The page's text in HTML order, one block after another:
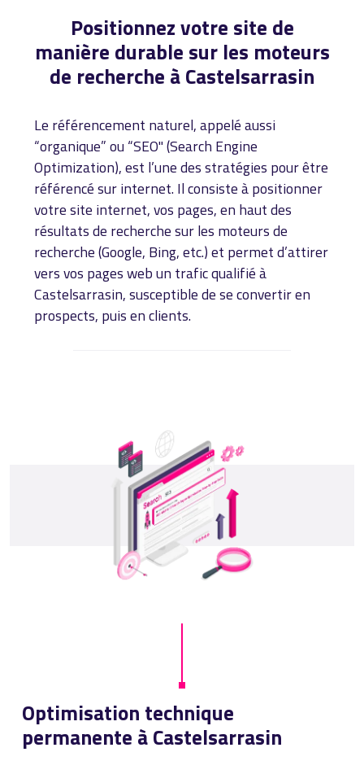
Positionnez votre site de
manière durable sur les moteurs
de recherche à Castelsarrasin
Le référencement naturel, appelé aussi
“organique” ou “SEO" (Search Engine
Optimization), est l’une des stratégies pour être
référencé sur internet. Il consiste à positionner
votre site internet, vos pages, en haut des
résultats de recherche sur les moteurs de
recherche (Google, Bing, etc.) et permet d’attirer
vers vos pages web un trafic qualifié à
Castelsarrasin, susceptible de se convertir en
prospects, puis en clients.
Optimisation technique
permanente à Castelsarrasin